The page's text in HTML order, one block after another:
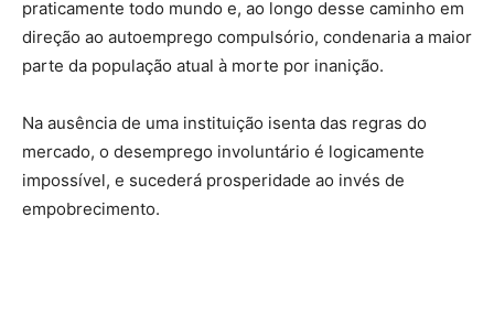
praticamente todo mundo e, ao longo desse caminho em
direção ao autoemprego compulsório, condenaria a maior
parte da população atual à morte por inanição.
Na ausência de uma instituição isenta das regras do
mercado, o desemprego involuntário é logicamente
impossível, e sucederá prosperidade ao invés de
empobrecimento.